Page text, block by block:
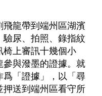
飛龍帶到端州區湖濱
尿、拍照、錄指紋
椅上審訊十幾個小
參與潑墨的證據。就
「證據」，以「尋
送到端州區看守所